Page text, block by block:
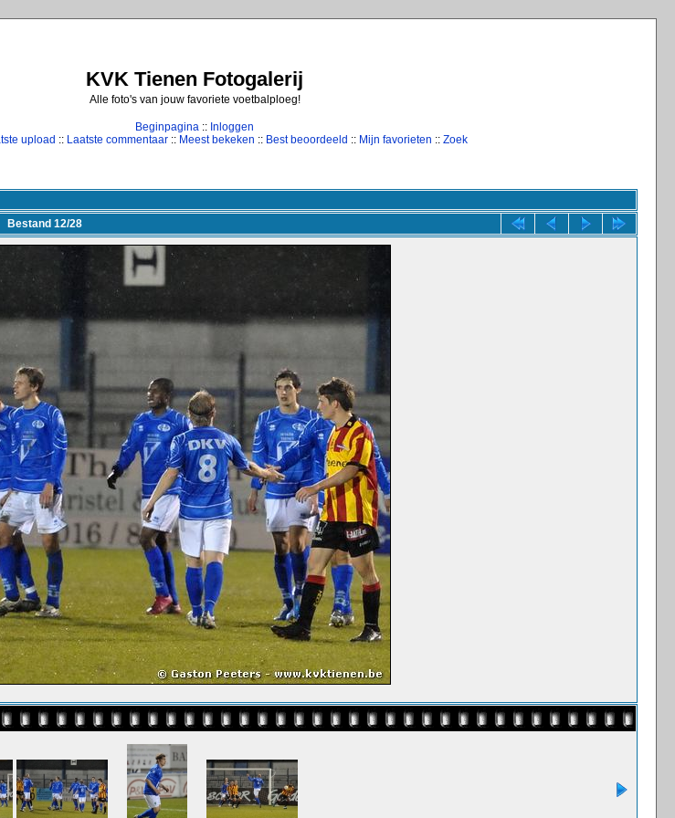
KVK Tienen Fotogalerij
Alle foto's van jouw favoriete voetbalploeg!
Beginpagina :: Inloggen
upload :: Laatste commentaar:: Meest bekeken :: Best beoordeeld :: Mijn favorieten :: Zoek
Bestand 12/28